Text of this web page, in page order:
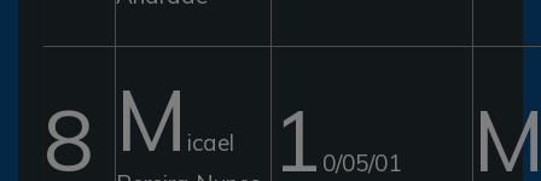
8 M icael
1 0/05/01